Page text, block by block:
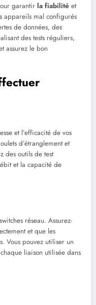
garantir la fiabilité et
appareils mal configurés
de données, des
des tests réguliers,
assurez le bon
et l’efficacité de vos
d’étranglement et
des outils de test
et la capacité de
réseau. Assurez-
et que les
Vous pouvez utiliser un
liaison utilisée dans